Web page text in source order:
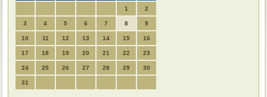
1 2
3 4 5 6 7 8 9
10 11 12 13 14 15 16
17 18 19 20 21 22 23
24 25 26 27 28 29 30
31